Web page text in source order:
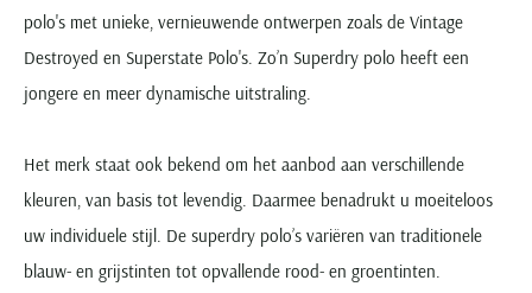
polo's met unieke, vernieuwende ontwerpen zoals de Vintage
Destroyed en Superstate Polo's. Zo’n Superdry polo heeft een
jongere en meer dynamische uitstraling.
Het merk staat ook bekend om het aanbod aan verschillende
kleuren, van basis tot levendig. Daarmee benadrukt u moeiteloos
uw individuele stijl. De superdry polo’s variëren van traditionele
blauw- en grijstinten tot opvallende rood- en groentinten.